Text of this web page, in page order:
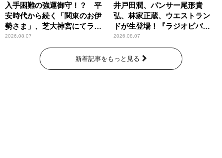
入手困難の強運御守！？ 平
安時代から続く「関東のお伊
勢さま」、芝大神宮にてラン
パンプスが合格祈願！
2026.08.07
井戸田潤、パンサー尾形貴
弘、林家正蔵、ウエストラン
ドが生登場！『ラジオビバリ
ー昼ズ』
2026.08.07
新着記事をもっと見る